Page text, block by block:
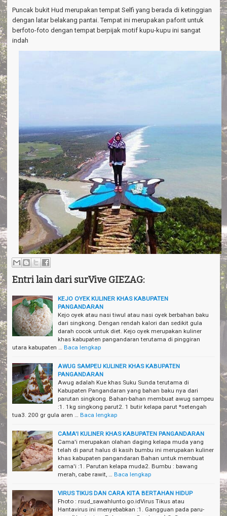
v
i
g
Puncak bukit Hud merupakan tempat Selfi yang berada di ketinggian
dengan latar belakang pantai. Tempat ini merupakan paforit untuk
berfoto-foto dengan tempat berpijak motif kupu-kupu ini sangat
indah
Entri lain dari surVive GIEZAG:
KEJO OYEK KULINER KHAS KABUPATEN
PANGANDARAN
Kejo oyek atau nasi tiwul atau nasi oyek berbahan baku
dari singkong. Dengan rendah kalori dan sedikit gula
darah cocok untuk diet. Kejo oyek merupakan kuliner
khas kabupaten pangandaran terutama di pinggiran
utara kabupaten …
Baca lengkap
AWUG SAMPEU KULINER KHAS KABUPATEN
PANGANDARAN
Awug adalah Kue khas Suku Sunda terutama di
Kabupaten Pangandaran yang bahan baku nya dari
parutan singkong. Bahan-bahan membuat awug sampeu
:1. 1kg singkong parut2. 1 butir kelapa parut *setengah
tua3. 200 gr gula aren …
Baca lengkap
CAMA'I KULINER KHAS KABUPATEN PANGANDARAN
Cama'i merupakan olahan daging kelapa muda yang
telah di parut halus di kasih bumbu ini merupakan kuliner
khas kabupaten pangandaran Bahan untuk membuat
cama'i :1. Parutan kelapa muda2. Bumbu : bawang
merah, cabe rawit, …
Baca lengkap
VIRUS TIKUS DAN CARA KITA BERTAHAN HIDUP
Fhoto : rsud_sawahlunto.go.idVirus Tikus atau
Hantavirus ini menyebabkan :1. Gangguan pada paru-